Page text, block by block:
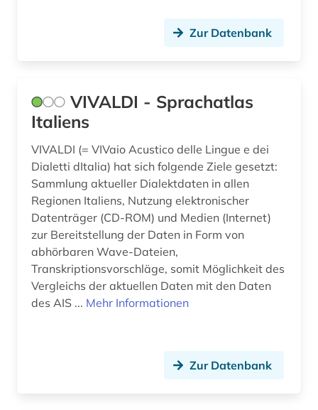
landeskunde (5)
latein (1)
libyen (1)
literarische zeitschrift (1)
literatur (1)
literaturgeschichte (1)
literaturwissenschaft (7)
mailand (1)
malerei (1)
Zur Datenbank
VIVALDI - Sprachatlas
Italiens
VIVALDI (= VIVaio Acustico delle Lingue e dei
Dialetti dItalia) hat sich folgende Ziele gesetzt:
Sammlung aktueller Dialektdaten in allen
Regionen Italiens, Nutzung elektronischer
Datenträger (CD-ROM) und Medien (Internet)
zur Bereitstellung der Daten in Form von
abhörbaren Wave-Dateien,
Transkriptionsvorschläge, somit Möglichkeit des
Vergleichs der aktuellen Daten mit den Daten
des AIS ... Mehr Informationen
Zur Datenbank